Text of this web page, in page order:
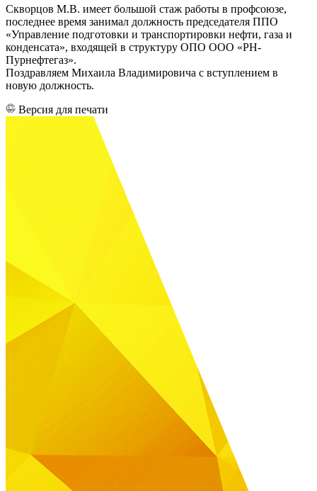
Скворцов М.В. имеет большой стаж работы в профсоюзе,
последнее время занимал должность председателя ППО
«Управление подготовки и транспортировки нефти, газа и
конденсата», входящей в структуру ОПО ООО «РН-
Пурнефтегаз».
Поздравляем Михаила Владимировича с вступлением в
новую должность.
Версия для печати